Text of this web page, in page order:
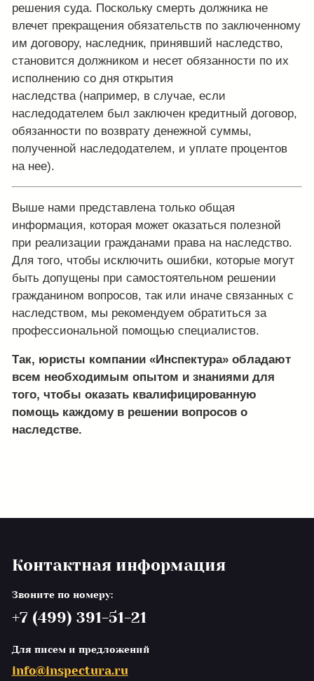
решения суда. Поскольку смерть должника не
влечет прекращения обязательств по заключенному
им договору, наследник, принявший наследство,
становится должником и несет обязанности по их
исполнению со дня открытия
наследства (например, в случае, если
наследодателем был заключен кредитный договор,
обязанности по возврату денежной суммы,
полученной наследодателем, и уплате процентов
на нее).
Выше нами представлена только общая
информация, которая может оказаться полезной
при реализации гражданами права на наследство.
Для того, чтобы исключить ошибки, которые могут
быть допущены при самостоятельном решении
гражданином вопросов, так или иначе связанных с
наследством, мы рекомендуем обратиться за
профессиональной помощью специалистов.
Так, юристы компании «Инспектура» обладают
всем необходимым опытом и знаниями для
того, чтобы оказать квалифицированную
помощь каждому в решении вопросов о
наследстве.
Контактная информация
Звоните по номеру:
+7 (499) 391-51-21
Для писем и предложений
info@inspectura.ru